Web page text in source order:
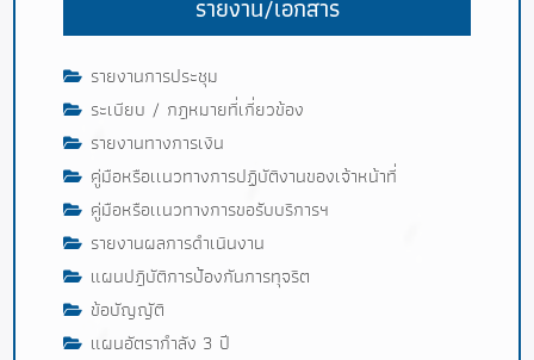
รายงาน/เอกสาร
รายงานการประชุม
ระเบียบ / กฎหมายที่เกี่ยวข้อง
รายงานทางการเงิน
คู่มือหรือเเนวทางการปฏิบัติงานของเจ้าหน้าที่
คู่มือหรือเเนวทางการขอรับบริการฯ
รายงานผลการดำเนินงาน
แผนปฎิบัติการป้องกันการทุจริต
ข้อบัญญัติ
แผนอัตรากำลัง 3 ปี